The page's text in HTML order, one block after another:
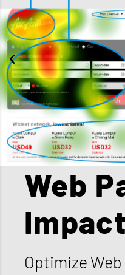
Web
Impact
Optimize